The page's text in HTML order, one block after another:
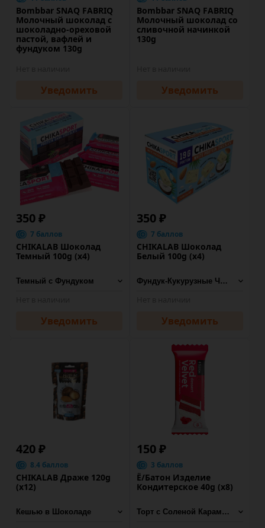
Bombbar SNAQ FABRIQ
Молочный шоколад с
шоколадно-ореховой
пастой, вафлей и
фундуком 130g
Уведомить
Bombbar SNAQ FABRIQ
Молочный шоколад со
сливочной начинкой
130g
Уведомить
350 ₽
7 баллов
CHIKALAB Шоколад
Темный 100g (х4)
Уведомить
350 ₽
7 баллов
CHIKALAB Шоколад
Белый 100g (х4)
Уведомить
420 ₽
8.4 баллов
CHIKALAB Драже 120g
(х12)
150 ₽
3 баллов
Ё/Батон Изделие
Кондитерское 40g (х8)